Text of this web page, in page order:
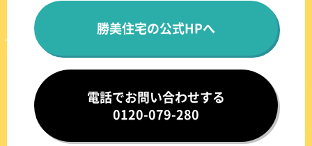
勝美住宅の公式HPへ
電話でお問い合わせする
0120-079-280